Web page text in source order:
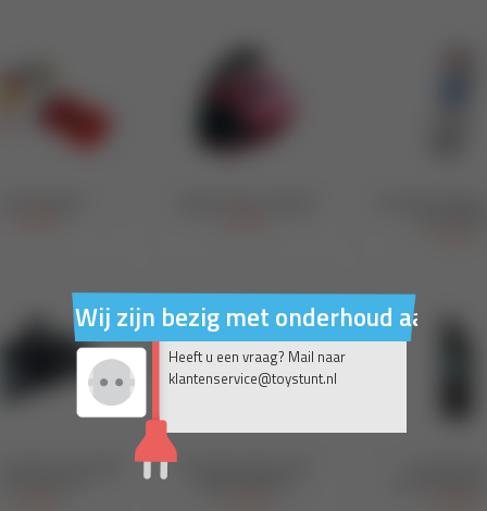
Wij zijn bezig met onderhoud aan
Heeft u een vraag? Mail naar
klantenservice@toystunt.nl